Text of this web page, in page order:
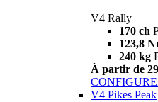
V4 Rally
170 ch
123,8
240 kg
À partir de
V4 Pikes Peak